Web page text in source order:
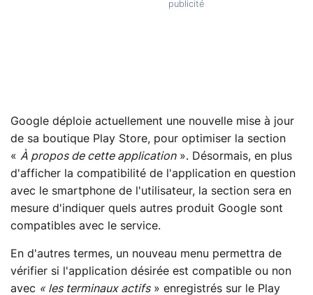
Google déploie actuellement une nouvelle mise à jour
de sa boutique Play Store, pour optimiser la section
« À propos de cette application». Désormais, en plus
d'afficher la compatibilité de l'application en question
avec le smartphone de l'utilisateur, la section sera en
mesure d'indiquer quels autres produit Google sont
compatibles avec le service.
En d'autres termes, un nouveau menu permettra de
vérifier si l'application désirée est compatible ou non
avec « les terminaux actifs» enregistrés sur le Play